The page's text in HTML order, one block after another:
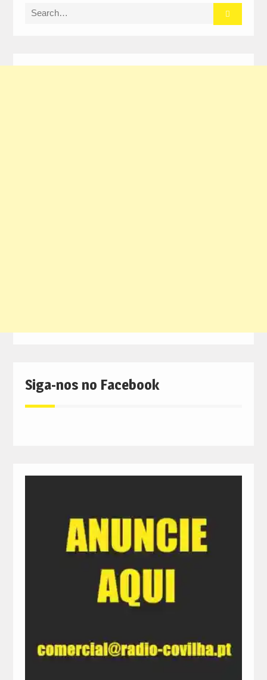
Search
Siga-nos no Facebook